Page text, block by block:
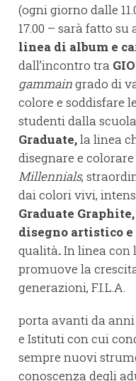
(ogni giorno dalle
17.00 – sarà fatto
linea di album e
dall’incontro tra
gammaingrado di
colore e soddisfare
studenti dalla
Graduate,la linea
disegnare e
Millennials,
dai colori vivi,
Graduate
disegno artistico
qualità.In linea con
promuove la
generazioni, F.I.L.A.
porta avanti da
e Istituti con cui
sempre nuovi
conoscenza degli